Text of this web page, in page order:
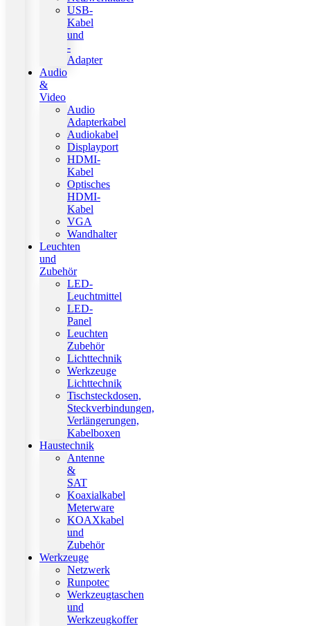
USB-
Kabel
und
-
Adapter
Audio
&
Video
Audio
Adapterkabel
Audiokabel
Displayport
HDMI-
Kabel
Optisches
HDMI-
Kabel
VGA
Wandhalter
Leuchten
und
Zubehör
LED-
Leuchtmittel
LED-
Panel
Leuchten
Zubehör
Lichttechnik
Werkzeuge
Lichttechnik
Tischsteckdosen,
Steckverbindungen,
Verlängerungen,
Kabelboxen
Haustechnik
Antenne
&
SAT
Koaxialkabel
Meterware
KOAXkabel
und
Zubehör
Werkzeuge
Netzwerk
Runpotec
Werkzeugtaschen
und
Werkzeugkoffer